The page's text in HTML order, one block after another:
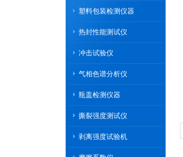
塑料包装检测仪器
热封性能测试仪
冲击试验仪
气相色谱分析仪
瓶盖检测仪器
撕裂强度测试仪
剥离强度试验机